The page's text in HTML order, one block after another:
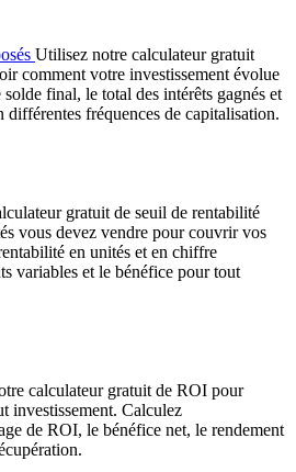
Utilisez notre calculateur gratuit
comment votre investissement évolue
final, le total des intérêts gagnés et
différentes fréquences de capitalisation.
gratuit de seuil de rentabilité
vous devez vendre pour couvrir vos
en unités et en chiffre
variables et le bénéfice pour tout
calculateur gratuit de ROI pour
investissement. Calculez
de ROI, le bénéfice net, le rendement